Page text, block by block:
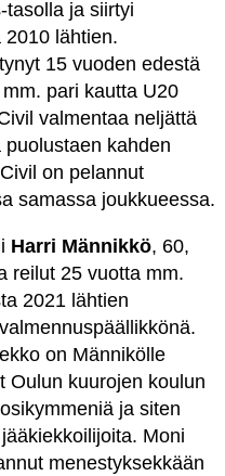
tasolla ja siirtyi
lähtien.
15 vuoden edestä
pari kautta U20
valmentaa neljättä
kahden
on pelannut
samassa joukkueessa.
Harri Männikkö, 60,
reilut 25 vuotta mm.
2021 lähtien
on Männikölle
Oulun kuurojen koulun
ja siten
Moni
menestyksekkään